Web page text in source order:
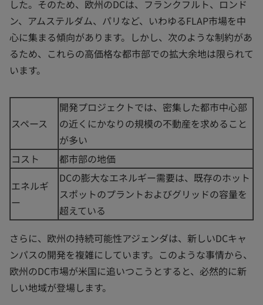
した。そのため、欧州のDCは、フランクフルト、ロンド
ン、アムステルダム、パリなど、いわゆるFLAP市場を中
心に集まる傾向があります。しかし、次のような制約があ
るため、これらの高価格な都市部での拡大余地は限られて
います。
スペース
開発プロジェクトでは、密集した都市中心部
の近くにかなりの規模の不動産を求めること
が多い
コスト
都市部の地価
エネルギ
ー
DCの膨大なエネルギー需要は、既存のホット
スポットのプラントおよびグリッドの容量を
超えている
さらに、欧州の持続可能性アジェンダは、新しいDCキャ
ンパスの開発を複雑にしています。このような事情から、
欧州のDC市場が米国に追いつこうとすると、必然的に新
しい地域が登場します。